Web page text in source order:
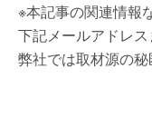
※本記事の関連情報
下記メールアドレス
弊社では取材源の秘